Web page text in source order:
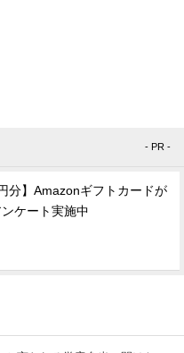
- PR -
分】Amazonギフトカードが
ケート実施中